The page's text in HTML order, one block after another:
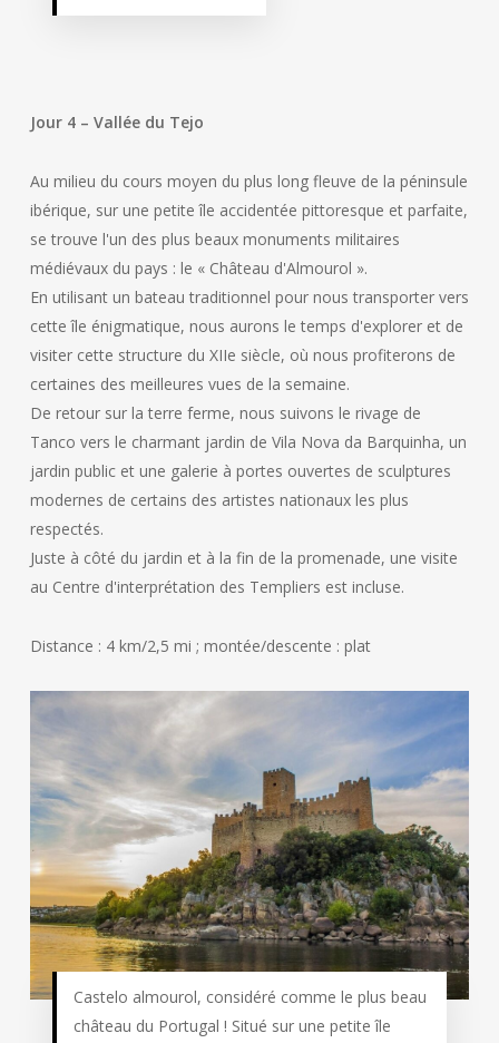
Jour 4 – Vallée du Tejo
Au milieu du cours moyen du plus long fleuve de la péninsule
ibérique, sur une petite île accidentée pittoresque et parfaite,
se trouve l'un des plus beaux monuments militaires
médiévaux du pays : le « Château d'Almourol ».
En utilisant un bateau traditionnel pour nous transporter vers
cette île énigmatique, nous aurons le temps d'explorer et de
visiter cette structure du XIIe siècle, où nous profiterons de
certaines des meilleures vues de la semaine.
De retour sur la terre ferme, nous suivons le rivage de
Tanco vers le charmant jardin de Vila Nova da Barquinha, un
jardin public et une galerie à portes ouvertes de sculptures
modernes de certains des artistes nationaux les plus
respectés.
Juste à côté du jardin et à la fin de la promenade, une visite
au Centre d'interprétation des Templiers est incluse.
Distance : 4 km/2,5 mi ; montée/descente : plat
Castelo almourol, considéré comme le plus beau
château du Portugal ! Situé sur une petite île